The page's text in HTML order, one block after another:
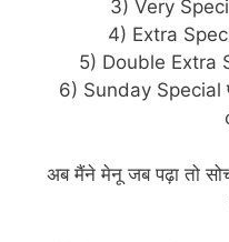
3) Very
4) Extra
5) Double Extra
6) Sunday Special
अब मैंने मेनू जब पढ़ा तो